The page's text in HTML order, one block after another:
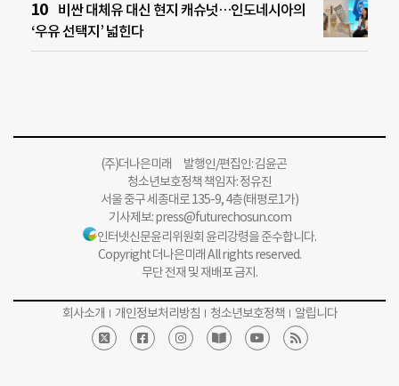
비싼 대체유 대신 현지 캐슈넛…인도네시아의
‘우유 선택지’ 넓힌다
(주)더나은미래 발행인/편집인: 김윤곤
청소년보호정책 책임자: 정유진
서울 중구 세종대로 135-9, 4층(태평로1가)
기사제보:press@futurechosun.com
인터넷신문윤리위원회 윤리강령을 준수합니다.
Copyright 더나은미래 All rights reserved.
무단 전재 및 재배포 금지.
회사소개 개인정보처리방침 청소년보호정책 알립니다